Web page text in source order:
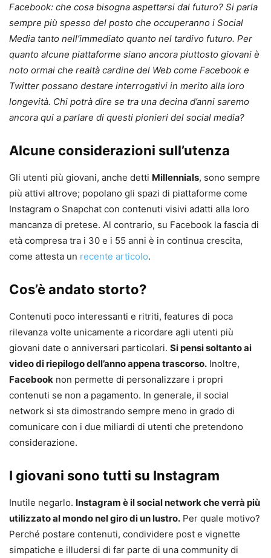
Facebook: che cosa bisogna aspettarsi dal futuro? Si parla
sempre più spesso del posto che occuperanno i Social
Media tanto nell’immediato quanto nel tardivo futuro. Per
quanto alcune piattaforme siano ancora piuttosto giovani è
noto ormai che realtà cardine del Web come Facebook e
Twitter possano destare interrogativi in merito alla loro
longevità. Chi potrà dire se tra una decina d’anni saremo
ancora qui a parlare di questi pionieri del social media?
Alcune considerazioni sull’utenza
Gli utenti più giovani, anche detti Millennials, sono sempre
più attivi altrove; popolano gli spazi di piattaforme come
Instagram o Snapchat con contenuti visivi adatti alla loro
mancanza di pretese. Al contrario, su Facebook la fascia di
età compresa tra i 30 e i 55 anni è in continua crescita,
come attesta un recente articolo.
Cos’è andato storto?
Contenuti poco interessanti e ritriti, features di poca
rilevanza volte unicamente a ricordare agli utenti più
giovani date o anniversari particolari. Si pensi soltanto ai
video di riepilogo dell’anno appena trascorso. Inoltre,
Facebook non permette di personalizzare i propri
contenuti se non a pagamento. In generale, il social
network si sta dimostrando sempre meno in grado di
comunicare con i due miliardi di utenti che pretendono
considerazione.
I giovani sono tutti su Instagram
Inutile negarlo. Instagram è il social network che verrà più
utilizzato al mondo nel giro di un lustro. Per quale motivo?
Perché postare contenuti, condividere post e vignette
simpatiche e illudersi di far parte di una community di